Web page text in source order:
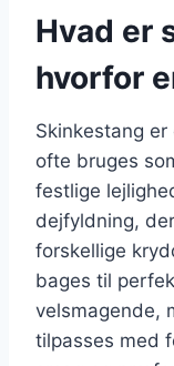
Hvad er
hvorfor
Skinkestang
ofte bruges
festlige
dejfyldning,
forskellige
bages til
velsmagende,
tilpasses med